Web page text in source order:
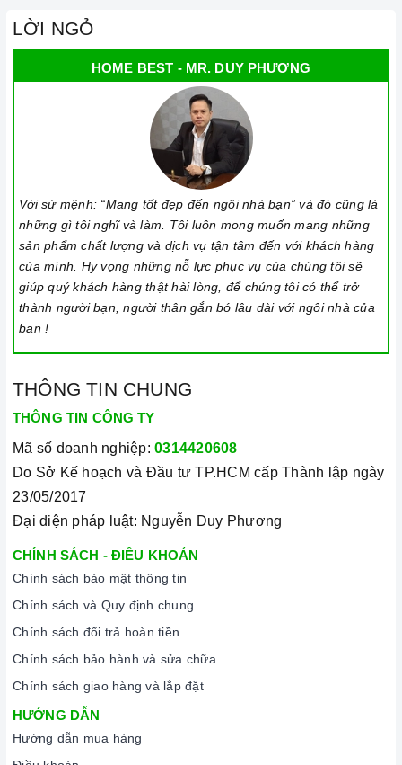
thời gian nấu nướng để đảm bảo an toàn.
bếp để tránh làm trầy xước, ảnh hưởng đến cảm ứngbếp
Thường xuyên lau chùi bếpvà giữ vệ sinh sạch sẽ để đảm
3. Tại sao nên chọn mua sản phẩm tại Home Best?
Cam kết hàng chính hãng: Chúng tôi cam kết cung cấp sản
phẩm chính hãng 100%, có nguồn gốc, xuất xứ và chứng từ
rõ ràng.
Chế độ hỗ trợ bảo hành linh hoạt:Hướng dẫn sử dụng,
lắp đặt, chế độ bảo hành chính hãng, hậu mãi chuyên
sản phẩm.
Vận chuyển lắp đặt nhanh chóng:
nhân viên và kỹ thuật viên chuyên nghiệp, tận tâm sẽ đồng
hành cùng quý khách trong quá trình mua sắm và sử dụng
sản phẩm.
đa dạng các dòngbếp từ ARBER
lượng và nguồn gốc sản phẩm chính hãng. Chúng tôi tự tin
mang đến cho quý khách hàng dịch vụ chăm sóc khách hàng
LỜI NGỎ
HOME BEST - MR. DUY PHƯƠNG
Với sứ mệnh: “Mang tốt đẹp đến ngôi nhà bạn” và đó cũng là
những gì tôi nghĩ và làm. Tôi luôn mong muốn mang những
sản phẩm chất lượng và dịch vụ tận tâm đến với khách hàng
của mình. Hy vọng những nỗ lực phục vụ của chúng tôi sẽ
giúp quý khách hàng thật hài lòng, để chúng tôi có thể trở
thành người bạn, người thân gắn bó lâu dài với ngôi nhà của
bạn !
THÔNG TIN CHUNG
THÔNG TIN CÔNG TY
Mã số doanh nghiệp: 0314420608
Do Sở Kế hoạch và Đầu tư TP.HCM cấp Thành lập ngày
23/05/2017
Đại diện pháp luật: Nguyễn Duy Phương
CHÍNH SÁCH - ĐIỀU KHOẢN
Chính sách bảo mật thông tin
Chính sách và Quy định chung
Chính sách đổi trả hoàn tiền
Chính sách bảo hành và sửa chữa
Chính sách giao hàng và lắp đặt
HƯỚNG DẪN
Hướng dẫn mua hàng